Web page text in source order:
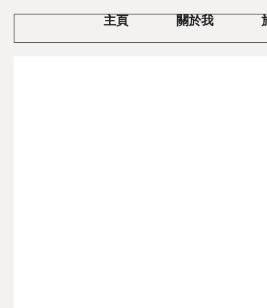
主頁 關於我